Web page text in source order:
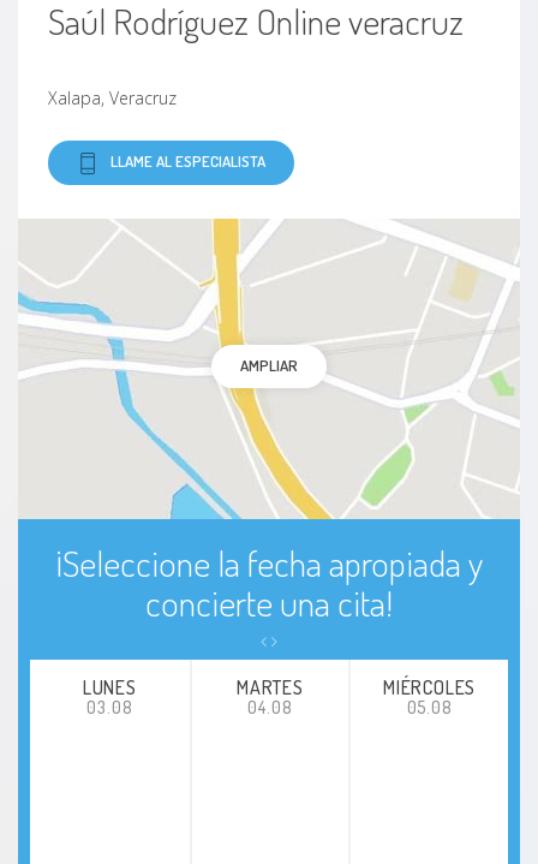
Saúl Rodríguez Online veracruz
Xalapa, Veracruz
LLAME AL ESPECIALISTA
AMPLIAR
¡Seleccione la fecha apropiada y
concierte una cita!
LUNES
03.08
MARTES
04.08
MIÉRCOLES
05.08